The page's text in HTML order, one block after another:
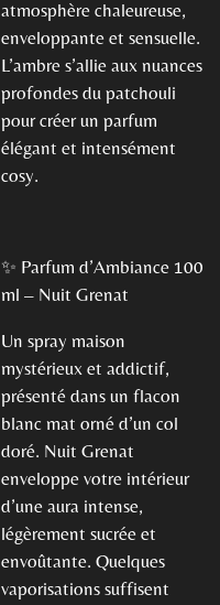
atmosphère chaleureuse,
enveloppante et sensuelle.
L’ambre s’allie aux nuances
profondes du patchouli
pour créer un parfum
élégant et intensément
cosy.
✨ Parfum d’Ambiance 100
ml – Nuit Grenat
Un spray maison
mystérieux et addictif,
présenté dans un flacon
blanc mat orné d’un col
doré. Nuit Grenat
enveloppe votre intérieur
d’une aura intense,
légèrement sucrée et
envoûtante. Quelques
vaporisations suffisent